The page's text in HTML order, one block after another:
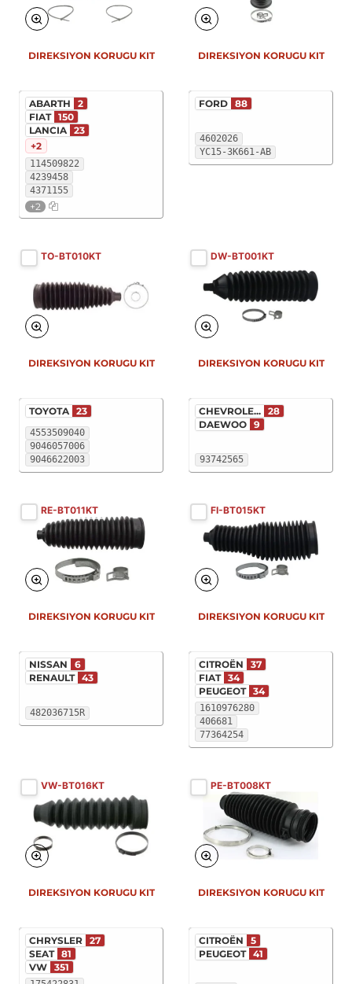
114509822
4239458
4371155
+2
ABARTH
2
FIAT 150
LANCIA 23
+2
DIREKSIYON KORUGU KIT
4602026
YC15-3K661-AB
FORD 88
DIREKSIYON KORUGU KIT
TO-BT010KT
4553509040
9046057006
9046622003
TOYOTA 23
DIREKSIYON KORUGU KIT
DW-BT001KT
93742565
CHEVROLE... 28
DAEWOO 9
DIREKSIYON KORUGU KIT
RE-BT011KT
482036715R
NISSAN
6
RENAULT 43
DIREKSIYON KORUGU KIT
FI-BT015KT
1610976280
406681
77364254
CITROËN
37
FIAT 34
PEUGEOT 34
DIREKSIYON KORUGU KIT
VW-BT016KT
CHRYSLER 27
SEAT 81
VW 351
DIREKSIYON KORUGU KIT
PE-BT008KT
CITROËN
5
PEUGEOT 41
DIREKSIYON KORUGU KIT